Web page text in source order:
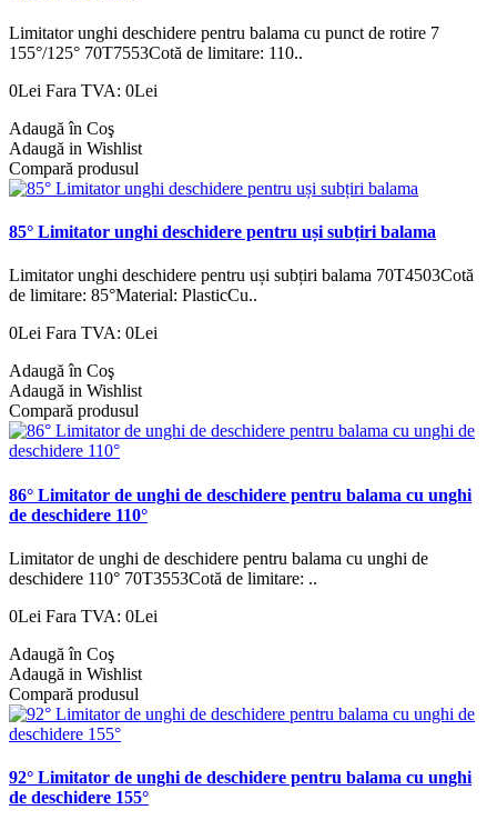
Limitator unghi deschidere pentru balama cu punct de rotire 7
155°/125° 70T7553Cotă de limitare: 110..
0Lei Fara TVA: 0Lei
Adaugă în Coş
Adaugă in Wishlist
Compară produsul
85° Limitator unghi deschidere pentru uși subțiri balama
Limitator unghi deschidere pentru uși subțiri balama 70T4503Cotă
de limitare: 85°Material: PlasticCu..
0Lei Fara TVA: 0Lei
Adaugă în Coş
Adaugă in Wishlist
Compară produsul
86° Limitator de unghi de deschidere pentru balama cu unghi
de deschidere 110°
Limitator de unghi de deschidere pentru balama cu unghi de
deschidere 110° 70T3553Cotă de limitare: ..
0Lei Fara TVA: 0Lei
Adaugă în Coş
Adaugă in Wishlist
Compară produsul
92° Limitator de unghi de deschidere pentru balama cu unghi
de deschidere 155°